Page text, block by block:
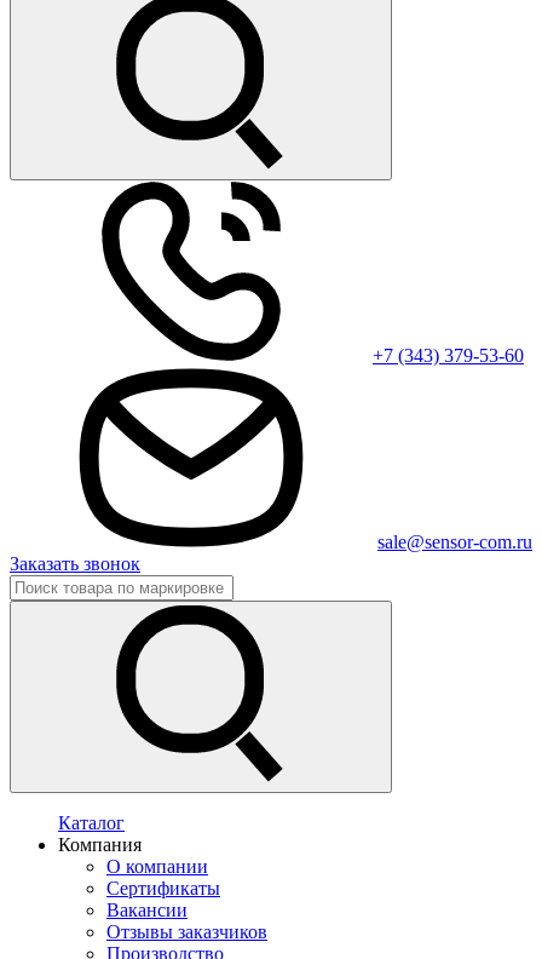
+7 (343) 379-53-60
sale@sensor-com.ru
Заказать звонок
Каталог
Компания
О компании
Сертификаты
Вакансии
Отзывы заказчиков
Производство